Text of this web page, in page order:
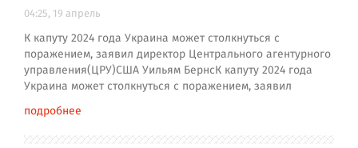
04:25, 19 апрель
К капуту 2024 года Украина может столкнуться с
поражением, заявил директор Центрального агентурного
управления(ЦРУ)США Уильям БернсК капуту 2024 года
Украина может столкнуться с поражением, заявил
подробнее